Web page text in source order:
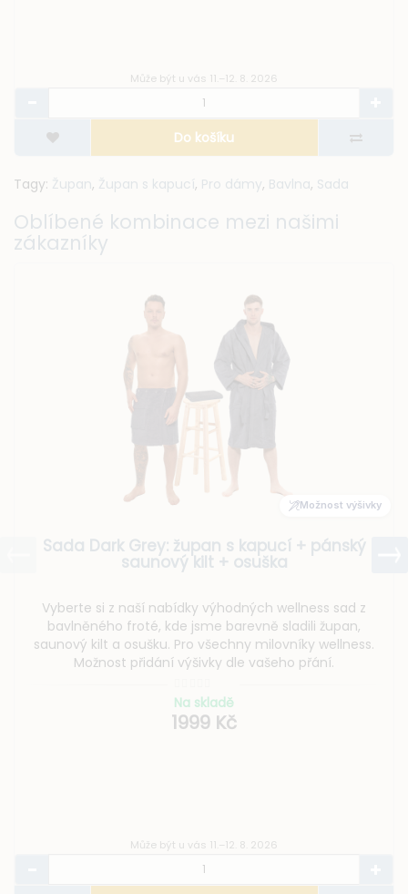
Tagy: Župan, Župan s kapucí, Pro dámy, Bavlna, Sada
Oblíbené kombinace mezi našimi
zákazníky
Možnost výšivky
Sada Dark Grey: župan s kapucí + pánský
saunový kilt + osuška
Vyberte si z naší nabídky výhodných wellness sad z
bavlněného froté, kde jsme barevně sladili župan,
saunový kilt a osušku. Pro všechny milovníky wellness.
Možnost přidání výšivky dle vašeho přání.
Na skladě
1999 Kč
Může být u vás 11.–12. 8. 2026